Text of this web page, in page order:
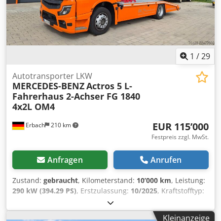
1 /29
Erbach 210 km
Autotransporter LKW
MERCEDES-BENZActros 5 L-
Fahrerhaus 2-Achser FG 1840
4x2L OM4
EUR 115’000
Festpreis zzgl. MwSt.
Anfragen Anrufen
Zustand: gebraucht, Kilometerstand: 10’000 km, Leistung:
290 kW (394.29 PS), Erstzulassung: 10/2025, Kraftstofftyp:
18’000 kg
Achsen, Farbe:Silber, Getriebetyp:Automatisch,
Kleinanzeige